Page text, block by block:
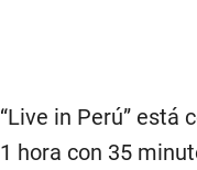
“Live in Perú” está
1 hora con 35